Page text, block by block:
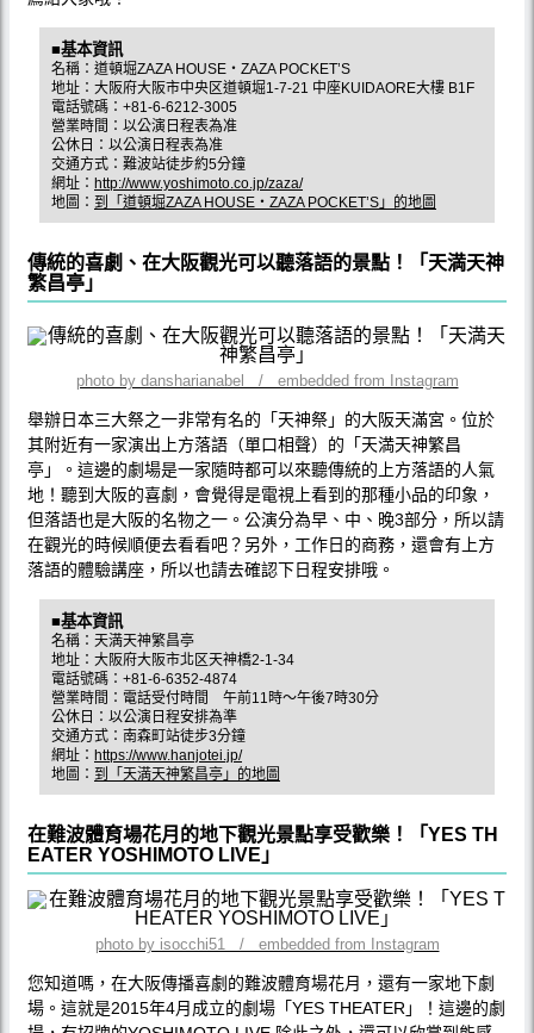
■基本資訊
名稱：道頓堀ZAZA HOUSE・ZAZA POCKET’S
地址：大阪府大阪市中央区道頓堀1-7-21 中座KUIDAORE大樓 B1F
電話號碼：+81-6-6212-3005
營業時間：以公演日程表為准
公休日：以公演日程表為准
交通方式：難波站徒步約5分鐘
網址： http://www.yoshimoto.co.jp/zaza/
地圖： 到「道頓堀ZAZA HOUSE・ZAZA POCKET’S」的地圖
傳統的喜劇、在大阪觀光可以聽落語的景點！「天満天神
繁昌亭」
photo by dansharianabel / embedded from Instagram
舉辦日本三大祭之一非常有名的「天神祭」的大阪天滿宮。位於
其附近有一家演出上方落語（單口相聲）的「天満天神繁昌
亭」。這邊的劇場是一家隨時都可以來聽傳統的上方落語的人氣
地！聽到大阪的喜劇，會覺得是電視上看到的那種小品的印象，
但落語也是大阪的名物之一。公演分為早、中、晚3部分，所以請
在觀光的時候順便去看看吧？另外，工作日的商務，還會有上方
落語的體驗講座，所以也請去確認下日程安排哦。
■基本資訊
名稱：天満天神繁昌亭
地址：大阪府大阪市北区天神橋2-1-34
電話號碼：+81-6-6352-4874
營業時間：電話受付時間 午前11時～午後7時30分
公休日：以公演日程安排為準
交通方式：南森町站徒步3分鐘
網址： https://www.hanjotei.jp/
地圖： 到「天満天神繁昌亭」的地圖
在難波體育場花月的地下觀光景點享受歡樂！「YES TH
EATER YOSHIMOTO LIVE」
photo by isocchi51 / embedded from Instagram
您知道嗎，在大阪傳播喜劇的難波體育場花月，還有一家地下劇
場。這就是2015年4月成立的劇場「YES THEATER」！這邊的劇